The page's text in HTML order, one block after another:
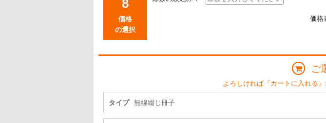
価格
の選択
価格
ご
よろしければ『カートに入れる
タイプ 無線綴じ冊子